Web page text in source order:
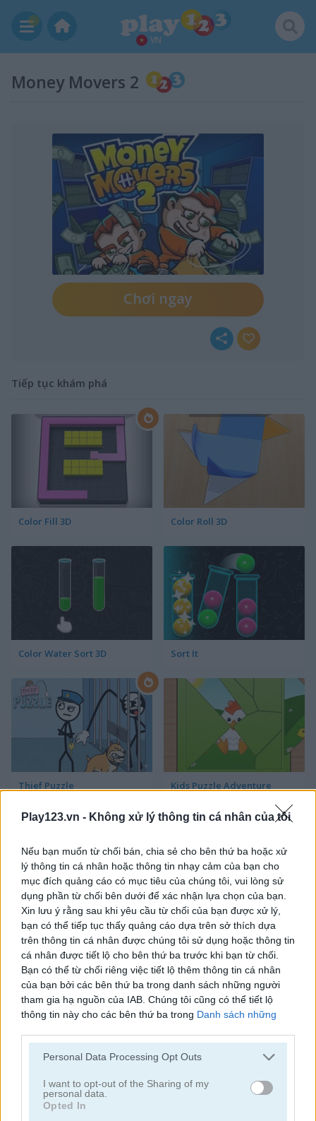
Play123.vn - Không xử lý thông tin cá nhân của tôi
Nếu bạn muốn từ chối bán, chia sẻ cho bên thứ ba hoặc xử
lý thông tin cá nhân hoặc thông tin nhạy cảm của bạn cho
mục đích quảng cáo có mục tiêu của chúng tôi, vui lòng sử
dụng phần từ chối bên dưới để xác nhận lựa chọn của bạn.
Xin lưu ý rằng sau khi yêu cầu từ chối của bạn được xử lý,
bạn có thể tiếp tục thấy quảng cáo dựa trên sở thích dựa
trên thông tin cá nhân được chúng tôi sử dụng hoặc thông tin
cá nhân được tiết lộ cho bên thứ ba trước khi bạn từ chối.
Bạn có thể từ chối riêng việc tiết lộ thêm thông tin cá nhân
của bạn bởi các bên thứ ba trong danh sách những người
tham gia hạ nguồn của IAB. Chúng tôi cũng có thể tiết lộ
thông tin này cho các bên thứ ba trong Danh sách những
lộ thêm thông tin này cho các bên thứ ba khác.
services and may gather and store information including but
not limited to your visit or usage behaviour. You may click to
grant or deny consent to Google and its third-party tags to
Personal Data Processing Opt Outs
I want to opt-out of the Sharing of my
personal data.
Opted In
VN
Money Movers 2
Chơi ngay
Tiếp tục khám phá
Color Fill 3D Color Roll 3D
Color Water Sort 3D Sort It
Thief Puzzle Kids Puzzle Adventure
Kids Color Book 2 Peet Sneak